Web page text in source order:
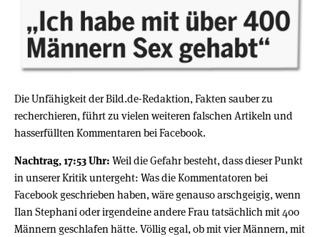
Die Unfähigkeit der Bild.de-Redaktion, Fakten sauber zu
recherchieren, führt zu vielen weiteren falschen Artikeln und
hasserfüllten Kommentaren bei Facebook.
Nachtrag, 17:53 Uhr: Weil die Gefahr besteht, dass dieser Punkt
in unserer Kritik untergeht: Was die Kommentatoren bei
Facebook geschrieben haben, wäre genauso arschgeigig, wenn
Ilan Stephani oder irgendeine andere Frau tatsächlich mit 400
Männern geschlafen hätte. Völlig egal, ob mit vier Männern, mit